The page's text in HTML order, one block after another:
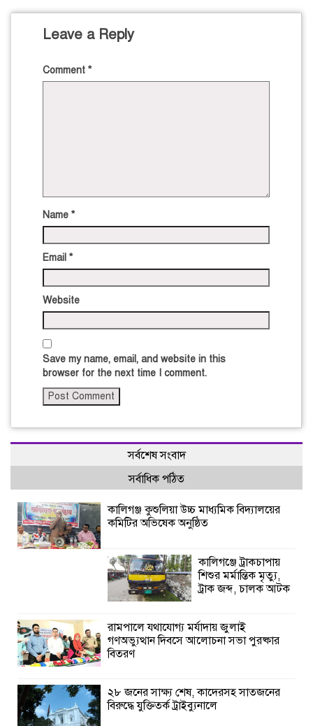
Leave a Reply
Comment *
Name *
Email *
Website
Save my name, email, and website in this
browser for the next time I comment.
সর্বশেষ সংবাদ
সর্বাধিক পঠিত
কালিগঞ্জ কুশুলিয়া উচ্চ মাধ্যমিক বিদ্যালয়ের
কমিটির অভিষেক অনুষ্ঠিত
কালিগঞ্জে ট্রাকচাপায়
শিশুর মর্মান্তিক মৃত্যু,
ট্রাক জব্দ, চালক আটক
রামপালে যথাযোগ্য মর্যাদায় জুলাই
গণঅভ্যুত্থান দিবসে আলোচনা সভা পুরষ্কার
বিতরণ
২৮ জনের সাক্ষ্য শেষ, কাদেরসহ সাতজনের
বিরুদ্ধে যুক্তিতর্ক ট্রাইব্যুনালে